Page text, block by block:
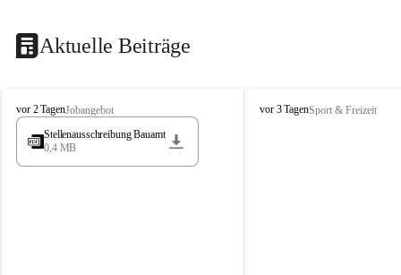
Aktuelle Beiträge
S
t
s
vor 2 TagenJobangebot
Stellenausschreibung Bauamt
0,4 MB
S
vor 3 TagenSport & Freizeit